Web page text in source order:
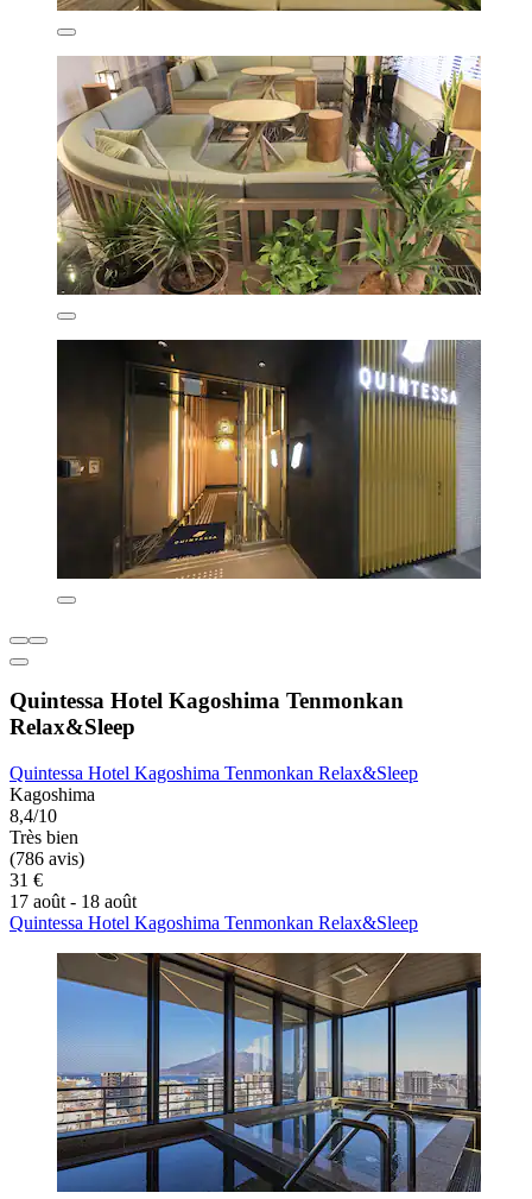
Quintessa Hotel Kagoshima Tenmonkan
Relax&Sleep
Quintessa Hotel Kagoshima Tenmonkan Relax&Sleep
Kagoshima
8,4/10
Très bien
(786 avis)
31 €
17 août - 18 août
Quintessa Hotel Kagoshima Tenmonkan Relax&Sleep